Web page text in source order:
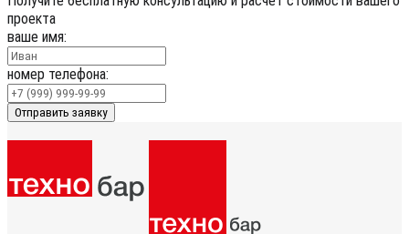
проекта
ваше имя:
номер телефона:
Отправить заявку